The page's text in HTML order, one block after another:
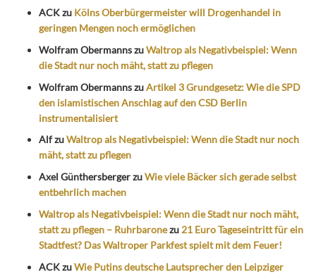
ACKzu Kölns Oberbürgermeister will Drogenhandel in
geringen Mengen noch ermöglichen
Wolfram ObermannszuWaltrop als Negativbeispiel: Wenn
die Stadt nur noch mäht, statt zu pflegen
Wolfram ObermannszuArtikel 3 Grundgesetz: Wie die SPD
den islamistischen Anschlag auf den CSD Berlin
instrumentalisiert
AlfzuWaltrop als Negativbeispiel: Wenn die Stadt nur noch
mäht, statt zu pflegen
Axel GünthersbergerzuWie viele Bäcker sich gerade selbst
entbehrlich machen
Waltrop als Negativbeispiel: Wenn die Stadt nur noch mäht,
statt zu pflegen – Ruhrbaronezu 21 Euro Tageseintritt für ein
Stadtfest? Das Waltroper Parkfest spielt mit dem Feuer!
ACKzuWie Putins deutsche Lautsprecher den Leipziger